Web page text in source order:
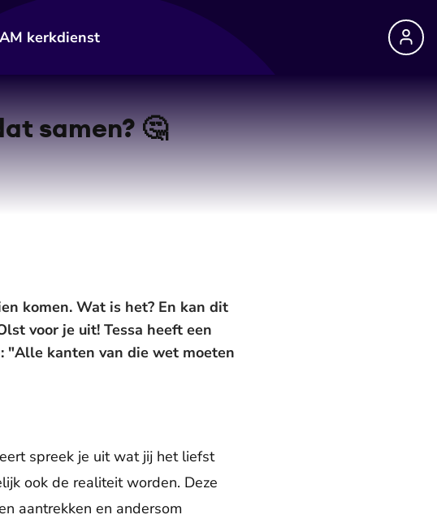
kerkdienst
samen? 🤔
komen. Wat is het? En kan dit
voor je uit! Tessa heeft een
"Alle kanten van die wet moeten
spreek je uit wat jij het liefst
ook de realiteit worden. Deze
aantrekken en andersom